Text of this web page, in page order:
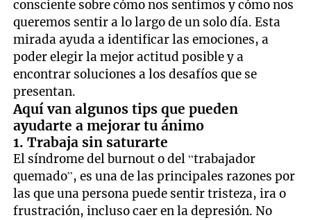
consciente sobre cómo nos sentimos y cómo nos
queremos sentir a lo largo de un solo día. Esta
mirada ayuda a identificar las emociones, a
poder elegir la mejor actitud posible y a
encontrar soluciones a los desafíos que se
presentan.
Aquí van algunos tips que pueden
ayudarte a mejorar tu ánimo
1. Trabaja sin saturarte
El síndrome del burnout o del “trabajador
quemado”, es una de las principales razones por
las que una persona puede sentir tristeza, ira o
frustración, incluso caer en la depresión. No